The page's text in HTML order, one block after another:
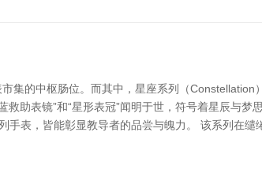
集的中枢肠位。而其中，星座系列（Constellation
助表镜”和“星形表冠”闻明于世，符号着星辰与梦
表，皆能彰显教导者的品尝与魄力。 该系列在缱